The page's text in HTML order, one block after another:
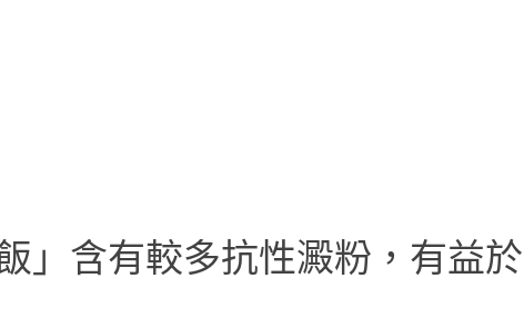
」含有較多抗性澱粉，有益於